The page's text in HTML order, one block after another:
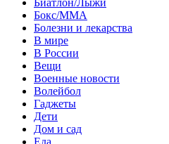
Бокс/MMA
Болезни и лекарства
В мире
В России
Вещи
Военные новости
Волейбол
Гаджеты
Дети
Дом и сад
Еда